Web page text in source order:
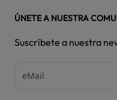
ÚNETE A NUESTRA
Suscríbete a nuestra